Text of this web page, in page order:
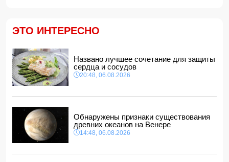
14:14, 06.08.2026
"Шохрат"
14:10, 06.08.2026
Стали известны детали контракта Наримана Ахундзаде
с "Эрзурумспором"
представителей, одного назначил на новую должность
14:00, 06.08.2026
Прогноз погоды в Азербайджане на 7 августа
12:48, 06.08.2026
ЭТО ИНТЕРЕСНО
Названо лучшее сочетание для защиты
сердца и сосудов
20:48, 06.08.2026
Обнаружены признаки существования
древних океанов на Венере
14:48, 06.08.2026